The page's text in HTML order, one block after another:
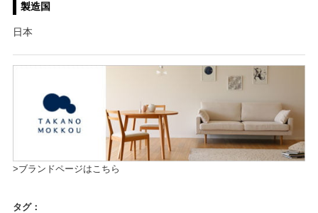
製造国
日本
>ブランドページはこちら
タグ：